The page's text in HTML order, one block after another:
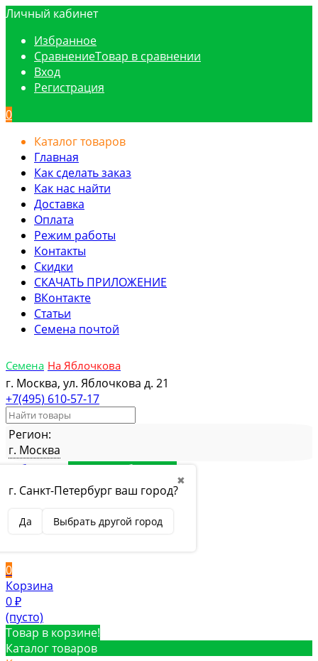
Личный кабинет
Избранное
СравнениеТовар в сравнении
Вход
Регистрация
0
Каталог товаров
Главная
Как сделать заказ
Как нас найти
Доставка
Оплата
Режим работы
Контакты
Скидки
СКАЧАТЬ ПРИЛОЖЕНИЕ
ВКонтакте
Статьи
Семена почтой
Семена На Яблочкова
г. Москва, ул. Яблочкова д. 21
+7(495) 610-57-17
Регион:
г. Москва
✖
г. Санкт-Петербург ваш город?
Да Выбрать другой город
Избранное Товар в избранном
СравнениеТовар в сравнении
Вход
Вход
0
Корзина
0 ₽
(пусто)
Товар в корзине!
Каталог товаров